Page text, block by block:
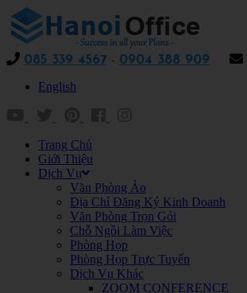
085 339 4567 - 0904 388 909
English
Trang Chủ
Giới Thiệu
Dịch Vụ
Văn Phòng Ảo
Địa Chỉ Đăng Ký Kinh Doanh
Văn Phòng Trọn Gói
Chỗ Ngồi Làm Việc
Phòng Họp
Phòng Họp Trực Tuyến
Dịch Vụ Khác
ZOOM CONFERENCE